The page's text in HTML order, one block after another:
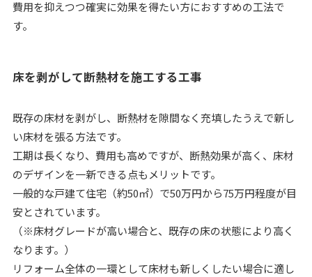
費用を抑えつつ確実に効果を得たい方におすすめの工法で
す。
床を剥がして断熱材を施工する工事
既存の床材を剥がし、断熱材を隙間なく充填したうえで新し
い床材を張る方法です。
工期は長くなり、費用も高めですが、断熱効果が高く、床材
のデザインを一新できる点もメリットです。
一般的な戸建て住宅（約50㎡）で50万円から75万円程度が目
安とされています。
（※床材グレードが高い場合と、既存の床の状態により高く
なります。）
リフォーム全体の一環として床材も新しくしたい場合に適し